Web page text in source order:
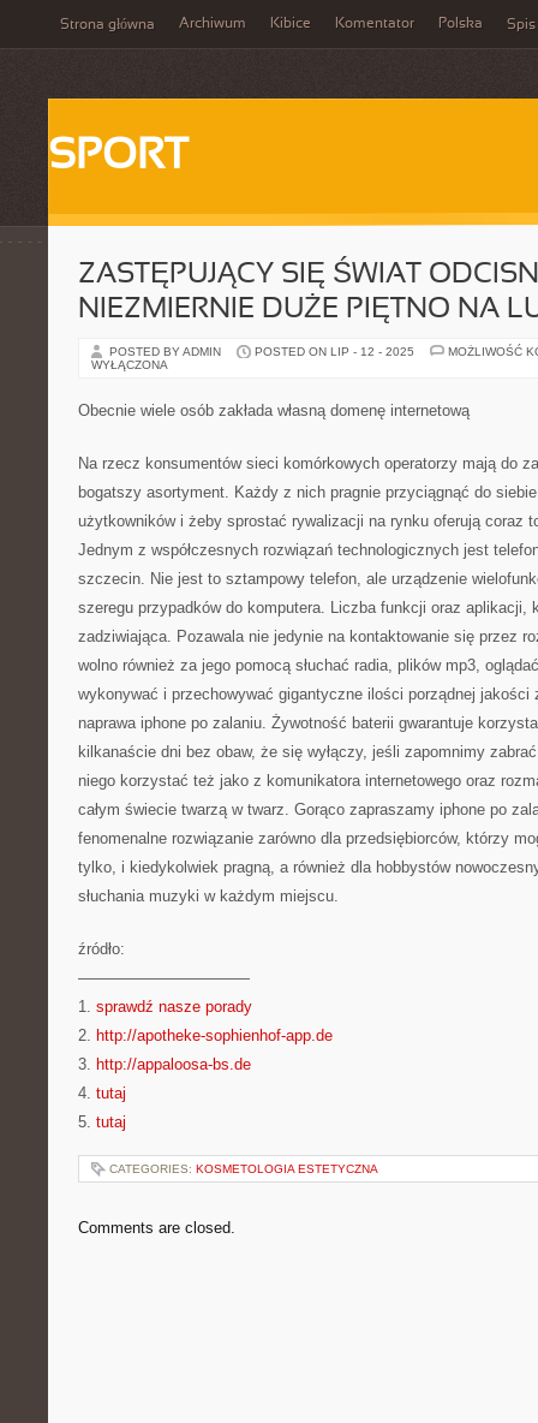
Strona główna Archiwum Kibice Komentator Polska Spis
SPORT
ZASTĘPUJĄCY SIĘ ŚWIAT
NIEZMIERNIE DUŻE PIĘTNO NA
POSTED BY ADMIN POSTED ON LIP - 12 - 2025
MOŻLIWOŚĆ
WYŁĄCZONA
Obecnie wiele osób zakłada własną domenę internetową
Na rzecz konsumentów sieci komórkowych operatorzy mają do
bogatszy asortyment. Każdy z nich pragnie przyciągnąć do
użytkowników i żeby sprostać rywalizacji na rynku oferują coraz
Jednym z współczesnych rozwiązań technologicznych jest
szczecin. Nie jest to sztampowy telefon, ale urządzenie
szeregu przypadków do komputera. Liczba funkcji oraz aplikacji,
zadziwiająca. Pozawala nie jedynie na kontaktowanie się przez
wolno również za jego pomocą słuchać radia, plików mp3,
wykonywać i przechowywać gigantyczne ilości porządnej
naprawa iphone po zalaniu. Żywotność baterii gwarantuje
kilkanaście dni bez obaw, że się wyłączy, jeśli zapomnimy
niego korzystać też jako z komunikatora internetowego oraz
całym świecie twarzą w twarz. Gorąco zapraszamy iphone po
fenomenalne rozwiązanie zarówno dla przedsiębiorców, którzy
tylko, i kiedykolwiek pragną, a również dla hobbystów
słuchania muzyki w każdym miejscu.
źródło:
———————————
1. sprawdź nasze porady
2. http://apotheke-sophienhof-app.de
3. http://appaloosa-bs.de
4. tutaj
5. tutaj
CATEGORIES: KOSMETOLOGIA ESTETYCZNA
Comments are closed.